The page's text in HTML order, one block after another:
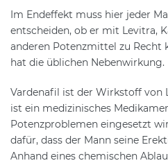
Im Endeffekt muss hier jeder
entscheiden, ob er mit Levitra,
anderen Potenzmittel zu Recht
hat die üblichen Nebenwirkung.
Vardenafil ist der Wirkstoff von
ist ein medizinisches
Potenzproblemen eingesetzt
dafür, dass der Mann seine
Anhand eines chemischen